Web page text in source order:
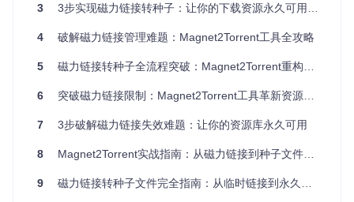
1.3 跨平台兼容性：设备间的链接移植难题
不同的下载工具和设备对磁力链接的支持程度各不相同。部分
老旧下载工具、NAS设备和移动应用对磁力链接的解析能力有
限，导致用户在不同设备间迁移下载任务时遇到困难。这种兼
容性问题限制了资源获取的灵活性，尤其是在企业环境中，需
要在多台服务器间协同工作时，磁力链接的移植性不足成为了
效率瓶颈。
核心价值小结：磁力链接的管理困境本质上是动态指针与实体
种子文件，从根本上解决了这一矛盾，为资源管理提供了实体
3 3步实现磁力链接转种子：让你的下载资源永久可用的高效方案
4 破解磁力链接管理难题：Magnet2Torrent工具全攻略
5 磁力链接转种子全流程突破：Magnet2Torrent重构资源管理新范式
6 突破磁力链接限制：Magnet2Torrent工具革新资源管理体验
7 3步破解磁力链接失效难题：让你的资源库永久可用
8 Magnet2Torrent实战指南：从磁力链接到种子文件的高效转换方案
9 磁力链接转种子文件完全指南：从临时链接到永久资源的转变